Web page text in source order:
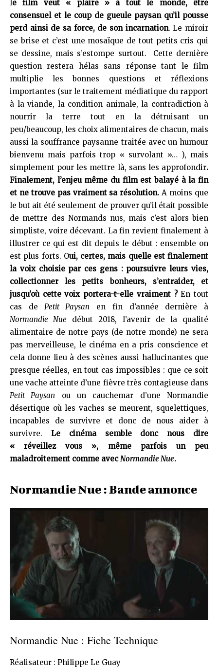
le film veut « plaire » à tout le monde, être
consensuel et le coup de gueule paysan qu’il pousse
perd ainsi de sa force, de son incarnation. Le miroir
se brise et c’est une mosaïque de tout petits cris qui
se dessine, mais s’estompe surtout. Cette dernière
question restera hélas sans réponse tant le film
multiplie les bonnes questions et réflexions
importantes (sur le traitement médiatique du rapport
à la viande, la condition animale, la contradiction à
nourrir la terre tout en la détruisant un
peu/beaucoup, les choix alimentaires de chacun, mais
aussi la souffrance paysanne traitée avec un humour
bienvenu mais parfois trop « survolant »… ), mais
simplement pour les mettre là, sans les approfondir.
Finalement, l’enjeu même du film est balayé à la fin
et ne trouve pas vraiment sa résolution. A moins que
le but ait été seulement de prouver qu’il était possible
de mettre des Normands nus, mais c’est alors bien
simpliste, voire décevant. La fin revient finalement à
illustrer ce qui est dit depuis le début : ensemble on
est plus forts. Oui, certes, mais quelle est finalement
la voix choisie par ces gens : poursuivre leurs vies,
collectionner les petits bonheurs, s’entraider, et
jusqu’où cette voix portera-t-elle vraiment ?En tout
cas de Petit Paysan en fin d’année dernière à
Normandie Nue début 2018, l’avenir de la qualité
alimentaire de notre pays (de notre monde) ne sera
pas merveilleuse, le cinéma en a pris conscience et
cela donne lieu à des scènes aussi hallucinantes que
presque réelles, en tout cas impossibles : que ce soit
une vache atteinte d’une fièvre très contagieuse dans
Petit Paysan ou un cauchemar d’une Normandie
désertique où les vaches se meurent, squelettiques,
incapables de survivre et donc de nous aider à
survivre. Le cinéma semble donc nous dire
« réveillez vous », même parfois un peu
maladroitement comme avecNormandie Nue.
Normandie Nue : Bande annonce
Normandie Nue : Fiche Technique
Réalisateur : Philippe Le Guay